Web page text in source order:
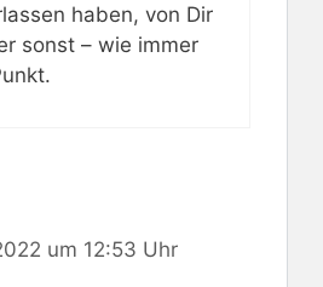
haben, von Dir
sonst – wie immer
um 12:53 Uhr